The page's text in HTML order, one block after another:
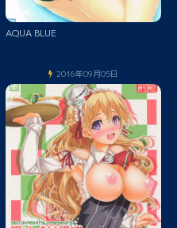
AQUA BLUE
2016年09月05日